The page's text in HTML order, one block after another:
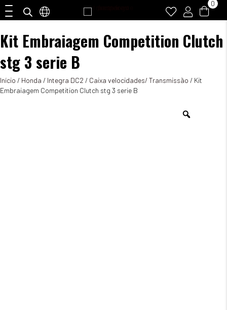
0
Kit Embraiagem Competition Clutch
stg 3 serie B
Início / Honda / Integra DC2 / Caixa velocidades/ Transmissão / Kit
Embraiagem Competition Clutch stg 3 serie B